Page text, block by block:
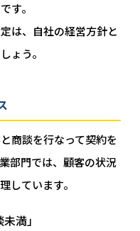
す。
は、自社の経営方針と
ょう。
商談を行なって契約を
部門では、顧客の状況
しています。
満」